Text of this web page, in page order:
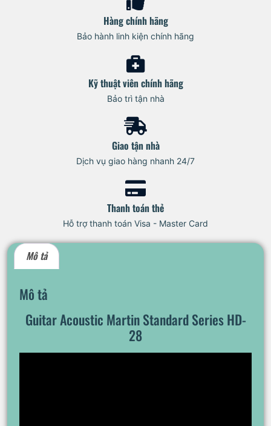
Hàng chính hãng
Bảo hành linh kiện chính hãng
Kỹ thuật viên chính hãng
Bảo trì tận nhà
Giao tận nhà
Dịch vụ giao hàng nhanh 24/7
Thanh toán thẻ
Hỗ trợ thanh toán Visa - Master Card
Mô tả
Mô tả
Guitar Acoustic Martin Standard Series HD-
28